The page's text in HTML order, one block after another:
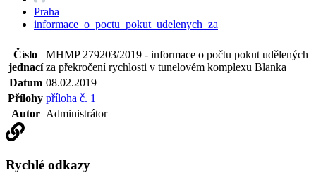
Praha
informace_o_poctu_pokut_udelenych_za
Číslo
jednací
MHMP 279203/2019 - informace o počtu pokut udělených
za překročení rychlosti v tunelovém komplexu Blanka
Datum 08.02.2019
Přílohy příloha č. 1
Autor Administrátor
Rychlé odkazy